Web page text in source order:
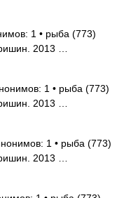
1 • рыба (773)
2013 …
1 • рыба (773)
2013 …
1 • рыба (773)
2013 …